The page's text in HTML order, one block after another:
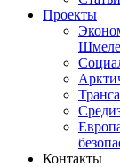
Проекты
Контакты